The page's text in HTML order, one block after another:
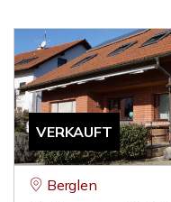
VERKAUFT
Berglen